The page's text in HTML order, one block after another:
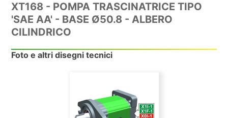
XT168 - POMPA TRASCINATRICE TIPO
'SAE AA' - BASE Ø50.8 - ALBERO
CILINDRICO
Foto e altri disegni tecnici